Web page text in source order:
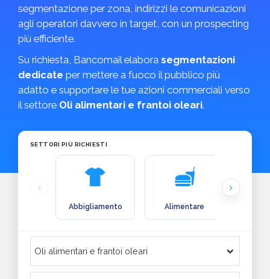
segmentazione per zona, indirizzi le comunicazioni
agli operatori davvero in target, con un prospecting
più efficiente.
Su richiesta, Bancomail elabora segmentazioni
dedicate per mettere a fuoco il pubblico più
adatto e supportare le tue azioni commerciali verso
il settore Oli alimentari e frantoi oleari.
SETTORI PIÙ RICHIESTI
Abbigliamento Alimentare